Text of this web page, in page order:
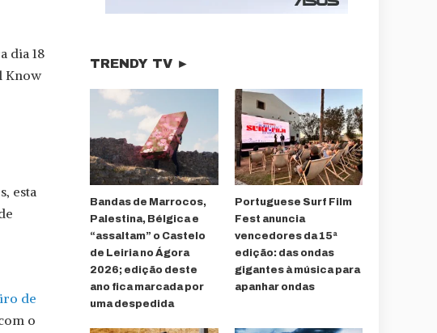
dia 18
Know
esta
de
o
TRENDY TV ►
Bandas de Marrocos,
Palestina, Bélgica e
“assaltam” o Castelo
de Leiria no Ágora
2026; edição deste
ano fica marcada por
uma despedida
Portuguese Surf Film
Fest anuncia
vencedores da 15ª
edição: das ondas
gigantes à música para
apanhar ondas